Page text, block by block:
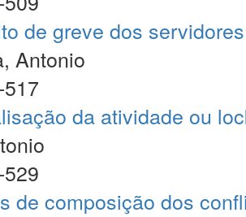
de greve dos
Antonio
da atividade ou
de composição dos